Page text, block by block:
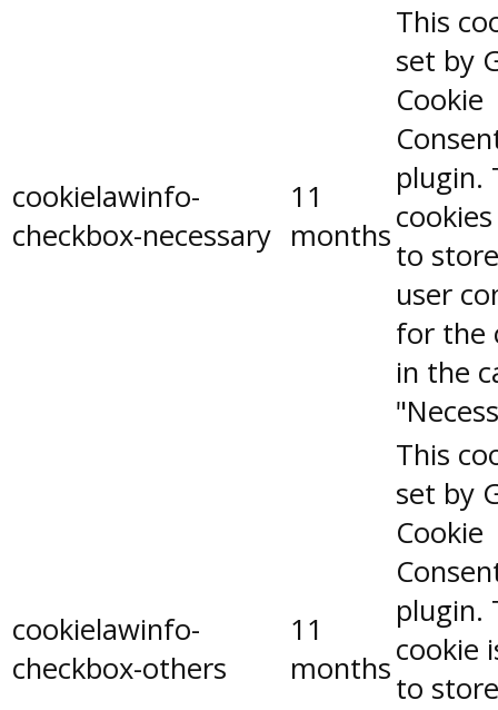
cookielawinfo-
checkbox-necessary
11
months
This
set by
Cookie
plugin.
to
user
for the
in the
cookielawinfo-
checkbox-others
11
months
This
set by
Cookie
plugin.
cookie
to